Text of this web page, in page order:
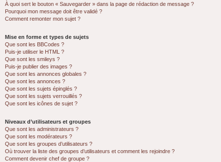
À quoi sert le bouton « Sauvegarder » dans la page de rédaction de message ?
Pourquoi mon message doit être validé ?
Comment remonter mon sujet ?
Mise en forme et types de sujets
Que sont les BBCodes ?
Puis-je utiliser le HTML ?
Que sont les smileys ?
Puis-je publier des images ?
Que sont les annonces globales ?
Que sont les annonces ?
Que sont les sujets épinglés ?
Que sont les sujets verrouillés ?
Que sont les icônes de sujet ?
Niveaux d’utilisateurs et groupes
Que sont les administrateurs ?
Que sont les modérateurs ?
Que sont les groupes d’utilisateurs ?
Où trouver la liste des groupes d’utilisateurs et comment les rejoindre ?
Comment devenir chef de groupe ?